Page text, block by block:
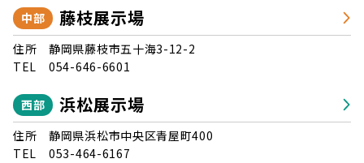
中部 藤枝展示場
住所
静岡県藤枝市五十海3-12-2
TEL
054-646-6601
西部 浜松展示場
住所
静岡県浜松市中央区青屋町400
TEL
053-464-6167